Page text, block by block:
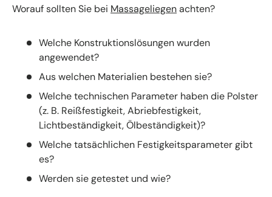
Worauf sollten Sie bei Massageliegenachten?
Welche Konstruktionslösungen wurden
angewendet?
Aus welchen Materialien bestehen sie?
Welche technischen Parameter haben die Polster
(z. B. Reißfestigkeit, Abriebfestigkeit,
Lichtbeständigkeit, Ölbeständigkeit)?
Welche tatsächlichen Festigkeitsparameter gibt
es?
Werden sie getestet und wie?